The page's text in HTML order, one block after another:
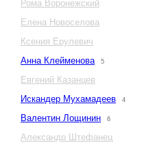
Рома Воронежский
Елена Новоселова
Ксения Ерулевич
Анна Клейменова
5
Евгений Казанцев
Искандер Мухамадеев
4
Валентин Лощинин 6
Александр Штефанец